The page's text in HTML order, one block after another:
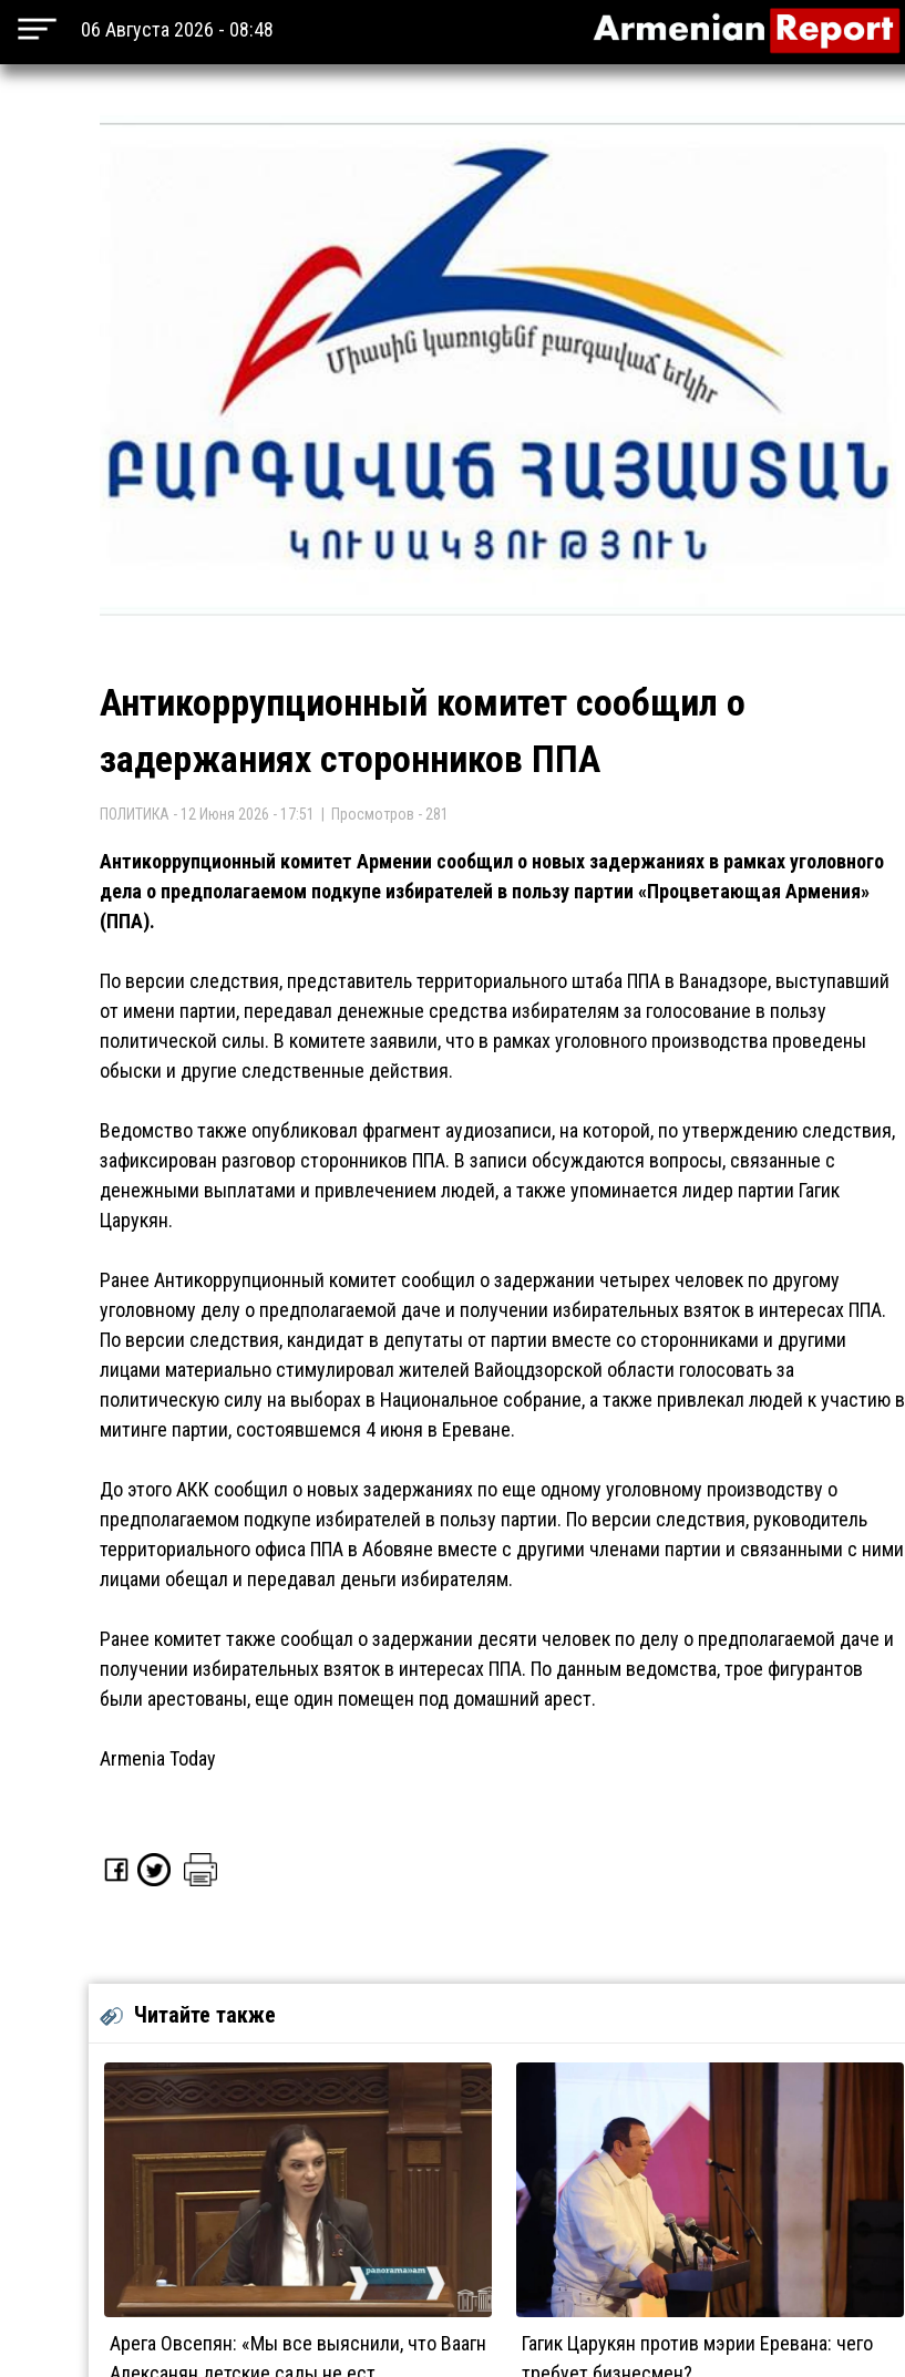
06 Августа 2026 - 08:48
Антикоррупционный комитет сообщил о
задержаниях сторонников ППА
ПОЛИТИКА - 12 Июня 2026 - 17:51 | Просмотров - 281
Антикоррупционный комитет Армении сообщил о новых задержаниях в рамках уголовного
дела о предполагаемом подкупе избирателей в пользу партии «Процветающая Армения»
(ППА).
По версии следствия, представитель территориального штаба ППА в Ванадзоре, выступавший
от имени партии, передавал денежные средства избирателям за голосование в пользу
политической силы. В комитете заявили, что в рамках уголовного производства проведены
обыски и другие следственные действия.
Ведомство также опубликовал фрагмент аудиозаписи, на которой, по утверждению следствия,
зафиксирован разговор сторонников ППА. В записи обсуждаются вопросы, связанные с
денежными выплатами и привлечением людей, а также упоминается лидер партии Гагик
Царукян.
Ранее Антикоррупционный комитет сообщил о задержании четырех человек по другому
уголовному делу о предполагаемой даче и получении избирательных взяток в интересах ППА.
По версии следствия, кандидат в депутаты от партии вместе со сторонниками и другими
лицами материально стимулировал жителей Вайоцдзорской области голосовать за
политическую силу на выборах в Национальное собрание, а также привлекал людей к участию в
митинге партии, состоявшемся 4 июня в Ереване.
До этого АКК сообщил о новых задержаниях по еще одному уголовному производству о
предполагаемом подкупе избирателей в пользу партии. По версии следствия, руководитель
территориального офиса ППА в Абовяне вместе с другими членами партии и связанными с ними
лицами обещал и передавал деньги избирателям.
Ранее комитет также сообщал о задержании десяти человек по делу о предполагаемой даче и
получении избирательных взяток в интересах ППА. По данным ведомства, трое фигурантов
были арестованы, еще один помещен под домашний арест.
Armenia Today
Читайте также
Арега Овсепян: «Мы все выяснили, что Ваагн
Гагик Царукян против мэрии Еревана: чего